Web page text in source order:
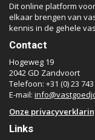
Dit online platform
elkaar brengen van
kennis in de gehele
Contact
Hogeweg 19
2042 GD Zandvoort
Telefoon: +31 (0) 23
E-mail:
Onze
Links